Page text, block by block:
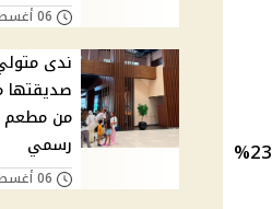
تنافسية تصل إلى 23%
06 أغسطس, 2026 09:25 م
ندى
صديقتها
من مطعم
رسمي
06 أغسطس, 2026 09:08 م